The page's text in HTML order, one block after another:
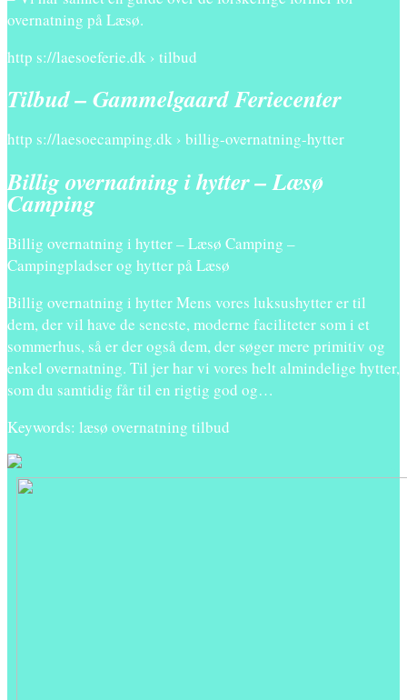
overnatning på Læsø.
http s://laesoeferie.dk › tilbud
Tilbud – Gammelgaard Feriecenter
http s://laesoecamping.dk › billig-overnatning-hytter
Billig overnatning i hytter – Læsø
Camping
Billig overnatning i hytter – Læsø Camping –
Campingpladser og hytter på Læsø
Billig overnatning i hytter Mens vores luksushytter er til
dem, der vil have de seneste, moderne faciliteter som i et
sommerhus, så er der også dem, der søger mere primitiv og
enkel overnatning. Til jer har vi vores helt almindelige hytter,
som du samtidig får til en rigtig god og…
Keywords: læsø overnatning tilbud